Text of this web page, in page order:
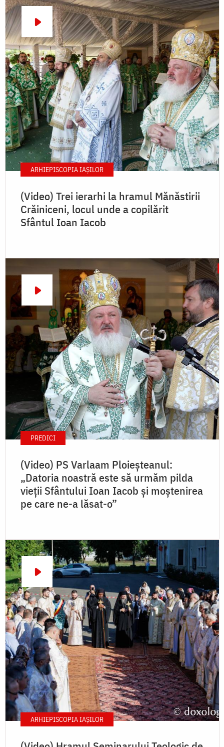
ARHIEPISCOPIA IAŞILOR
(Video) Trei ierarhi la hramul Mănăstirii
Crăiniceni, locul unde a copilărit
Sfântul Ioan Iacob
PREDICI
(Video) PS Varlaam Ploieșteanul:
„Datoria noastră este să urmăm pilda
vieții Sfântului Ioan Iacob și moștenirea
pe care ne-a lăsat-o”
ARHIEPISCOPIA IAŞILOR